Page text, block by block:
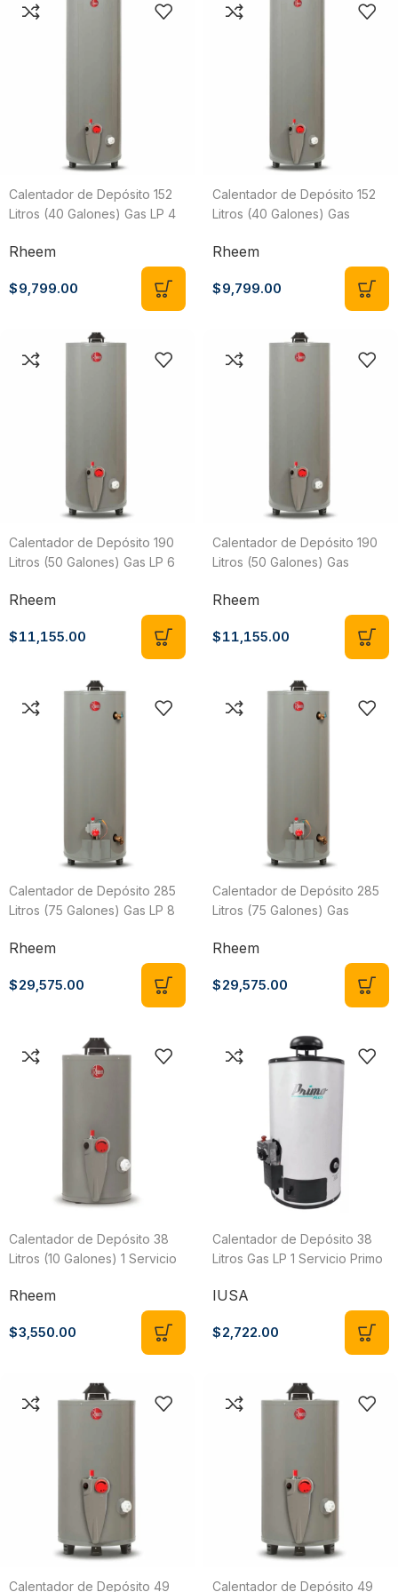
Calentador de Depósito 152
Litros (40 Galones) Gas LP 4
29V40/393476
Rheem
$9,799.00
Calentador de Depósito 152
Litros (40 Galones) Gas
29V40/435169
Rheem
$9,799.00
Calentador de Depósito 190
Litros (50 Galones) Gas LP 6
29V50/393483
Rheem
$11,155.00
Calentador de Depósito 190
Litros (50 Galones) Gas
29V50/460642
Rheem
$11,155.00
Calentador de Depósito 285
Litros (75 Galones) Gas LP 8
29VR75/485300
Rheem
$29,575.00
Calentador de Depósito 285
Litros (75 Galones) Gas
29VR75/485270
Rheem
$29,575.00
Calentador de Depósito 38
Litros (10 Galones) 1 Servicio
29V10S/572185
Rheem
$3,550.00
Calentador de Depósito 38
Litros Gas LP 1 Servicio Primo
IUSA
$2,722.00
Calentador de Depósito 49 Calentador de Depósito 49